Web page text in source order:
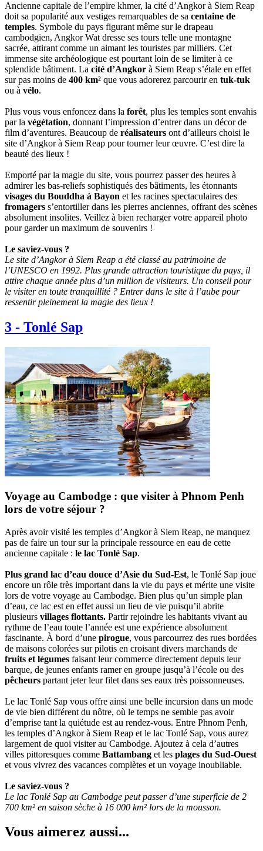
Ancienne capitale de l’empire khmer, la cité d’Angkor à Siem Reap
doit sa popularité aux vestiges remarquables de sa centaine de
temples. Symbole du pays figurant même sur le drapeau
cambodgien, Angkor Wat dresse ses tours telle une montagne
sacrée, attirant comme un aimant les touristes par milliers. Cet
immense site archéologique est pourtant loin de se limiter à ce
splendide bâtiment. La cité d’Angkor à Siem Reap s’étale en effet
sur pas moins de 400 km² que vous adorerez parcourir en tuk-tuk
ou à vélo.
Plus vous vous enfoncez dans la forêt, plus les temples sont envahis
par la végétation, donnant l’impression d’entrer dans un décor de
film d’aventures. Beaucoup de réalisateurs ont d’ailleurs choisi le
site d’Angkor à Siem Reap pour tourner leur œuvre. C’est dire la
beauté des lieux !
Emporté par la magie du site, vous pourrez passer des heures à
admirer les bas-reliefs sophistiqués des bâtiments, les étonnants
visages du Bouddha à Bayon et les racines spectaculaires des
fromagers s’entortiller dans les pierres anciennes, offrant des scènes
absolument insolites. Veillez à bien recharger votre appareil photo
pour garder un maximum de souvenirs !
Le saviez-vous ?
Le site d’Angkor à Siem Reap a été classé au patrimoine de
l’UNESCO en 1992. Plus grande attraction touristique du pays, il
attire chaque année plus d’un million de visiteurs. Un conseil pour
le visiter en toute tranquillité ? Entrer dans le site à l’aube pour
ressentir pleinement la magie des lieux !
3 - Tonlé Sap
Voyage au Cambodge : que visiter à Phnom Penh
lors de votre séjour ?
Après avoir visité les temples d’Angkor à Siem Reap, ne manquez
pas de faire un tour sur la principale ressource en eau de cette
ancienne capitale : le lac Tonlé Sap.
Plus grand lac d’eau douce d’Asie du Sud-Est, le Tonlé Sap joue
encore un rôle très important dans la vie du pays et mérite une visite
lors de votre voyage au Cambodge. Bien plus qu’un simple plan
d’eau, ce lac est en effet aussi un lieu de vie puisqu’il abrite
plusieurs villages flottants. Partir rejoindre les habitants vivant au
rythme de l’eau toute l’année est une expérience absolument
fascinante. À bord d’une pirogue, vous parcourrez des rues bordées
de maisons colorées sur pilotis en croisant divers marchands de
fruits et légumes faisant leur commerce directement depuis leur
barque, de jeunes enfants ramer en groupe jusqu’à l’école ou des
pêcheurs partant jeter leur filet dans ses eaux très poissonneuses.
Le lac Tonlé Sap vous offre ainsi une belle incursion dans un mode
de vie bien différent du nôtre, où le temps ne semble pas avoir
d’emprise tant la quiétude est au rendez-vous. Entre Phnom Penh,
les temples d’Angkor à Siem Reap et le lac Tonlé Sap, vous aurez
largement de quoi visiter au Cambodge. Ajoutez à cela d’autres
villes pittoresques comme Battambang et les plages du Sud-Ouest
et vous vivrez des vacances complètes et un voyage inoubliable.
Le saviez-vous ?
Le lac Tonlé Sap au Cambodge peut passer d’une superficie de 2
700 km² en saison sèche à 16 000 km² lors de la mousson.
Vous aimerez aussi...